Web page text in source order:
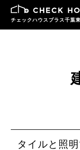
チェックハウスプラス千葉東
タイルと照